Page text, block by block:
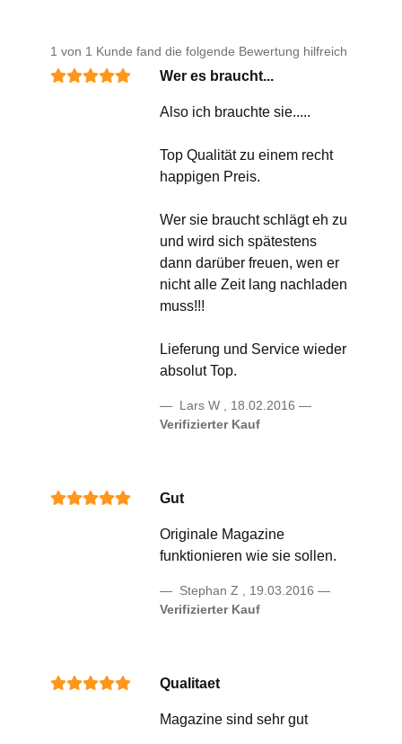
1 von 1 Kunde fand die folgende Bewertung hilfreich
Wer es braucht...
Also ich brauchte sie.....
Top Qualität zu einem recht
happigen Preis.
Wer sie braucht schlägt eh zu
und wird sich spätestens
dann darüber freuen, wen er
nicht alle Zeit lang nachladen
muss!!!
Lieferung und Service wieder
absolut Top.
Lars W , 18.02.2016
Verifizierter Kauf
Gut
Originale Magazine
funktionieren wie sie sollen.
Stephan Z , 19.03.2016
Verifizierter Kauf
Qualitaet
Magazine sind sehr gut